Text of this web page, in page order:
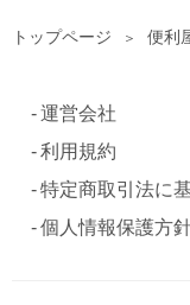
トップページ ＞ 便利
運営会社
利用規約
特定商取引法に
個人情報保護方